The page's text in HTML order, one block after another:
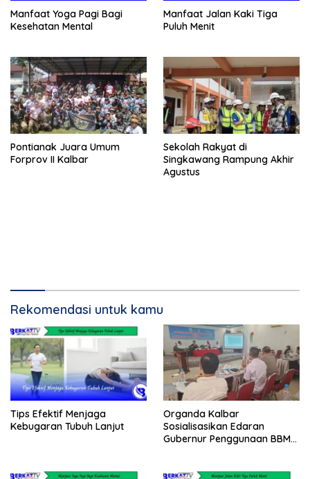
Manfaat Yoga Pagi Bagi
Kesehatan Mental
Manfaat Jalan Kaki Tiga
Puluh Menit
Pontianak Juara Umum
Forprov II Kalbar
Sekolah Rakyat di
Singkawang Rampung Akhir
Agustus
Rekomendasi untuk kamu
Tips Efektif Menjaga
Kebugaran Tubuh Lanjut
Organda Kalbar
Sosialisasikan Edaran
Gubernur Penggunaan BBM